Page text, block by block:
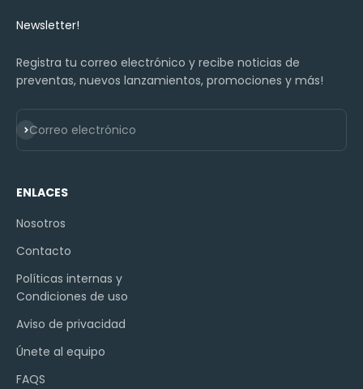
Newsletter!
Registra tu correo electrónico y recibe noticias de
preventas, nuevos lanzamientos, promociones y más!
Correo electrónico
Suscribirse
ENLACES
Nosotros
Contacto
Políticas internas y
Condiciones de uso
Aviso de privacidad
Únete al equipo
FAQS